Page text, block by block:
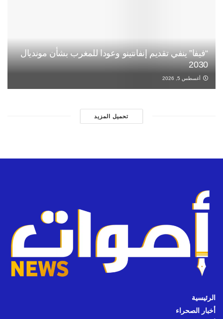
“فيفا” ينفي تقديم إنفانتينو وعودا للمغرب بشأن مونديال
2030
أغسطس 5, 2026
تحميل المزيد
الرئيسية
أخبار الصحراء